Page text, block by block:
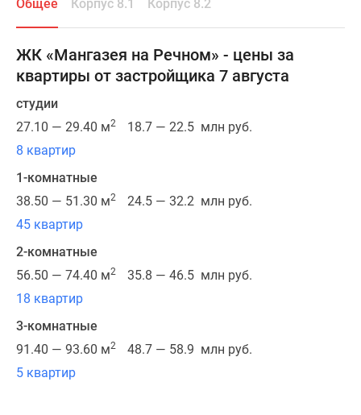
и
объектами
богатым
культурным
наследием.
В
доступности
расположена
станция
метро
исторического
здания
Северного
вокзала,
а
также
Общее Корпус 8.1 Корпус 8.2
ЖК «Мангазея на Речном» - цены за
квартиры от застройщика 7 августа
студии
27.10 — 29.40 м2
18.7 — 22.5 млн руб.
8 квартир
1-комнатные
38.50 — 51.30 м2
24.5 — 32.2 млн руб.
45 квартир
2-комнатные
56.50 — 74.40 м2
35.8 — 46.5 млн руб.
18 квартир
3-комнатные
91.40 — 93.60 м2
48.7 — 58.9 млн руб.
5 квартир